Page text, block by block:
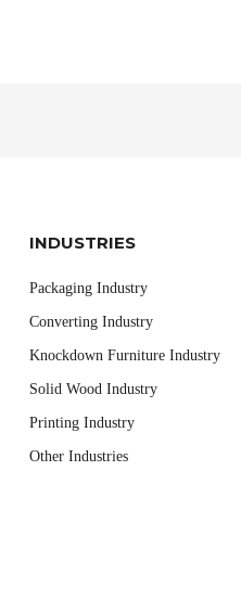
INDUSTRIES
Packaging Industry
Converting Industry
Knockdown Furniture Industry
Solid Wood Industry
Printing Industry
Other Industries